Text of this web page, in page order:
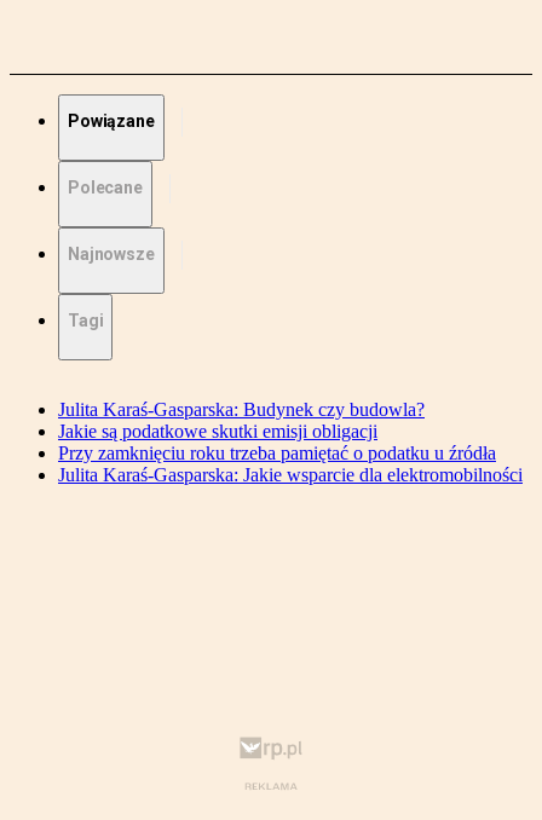
Powiązane
Polecane
Najnowsze
Tagi
Julita Karaś-Gasparska: Budynek czy budowla?
Jakie są podatkowe skutki emisji obligacji
Przy zamknięciu roku trzeba pamiętać o podatku u źródła
Julita Karaś-Gasparska: Jakie wsparcie dla elektromobilności